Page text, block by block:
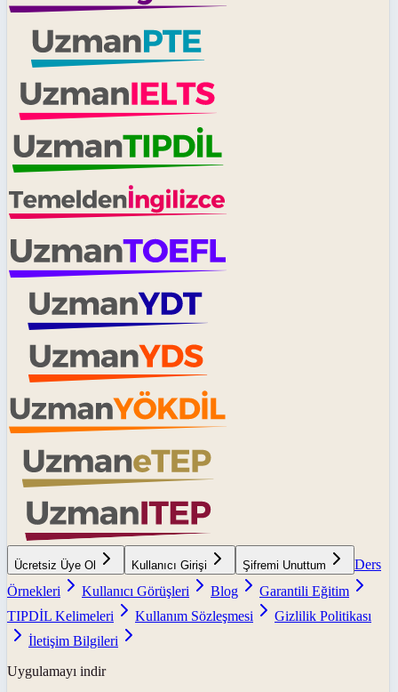
Ücretsiz Üye Ol Kullanıcı Girişi Şifremi Unuttum
Ders
Örnekleri
Kullanıcı Görüşleri Blog
Garantili Eğitim
TIPDİL Kelimeleri
Kullanım Sözleşmesi
Gizlilik Politikası
İletişim Bilgileri
Uygulamayı indir